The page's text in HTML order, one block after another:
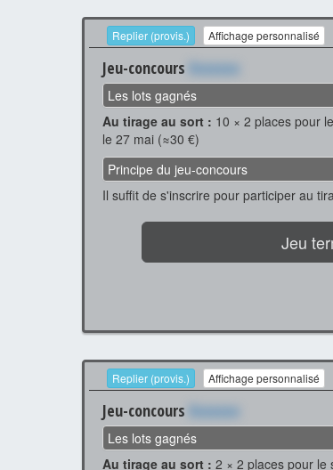
Replier (provis.) Affichage personnalisé
Jeu-concours Xxxxxxx
Les lots gagnés
Au tirage au sort : 10 × 2 places pour
le 27 mai (≈30 €)
Principe du jeu-concours
Il suffit de s'inscrire pour participer au
Jeu
Replier (provis.) Affichage personnalisé
Jeu-concours Xxxxxxx
Les lots gagnés
Au tirage au sort : 2 × 2 places pour le